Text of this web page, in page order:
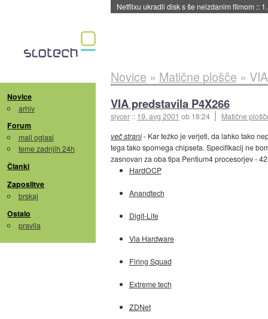
Netflixu ukradli disk s še neizdanim filmom ::
Novice
arhiv
Forum
mali oglasi
teme zadnjih 24h
Članki
Zaposlitve
brskaj
Ostalo
pravila
Novice » Matične plošče »
VIA predstavila P4X266
slycer :: 19. avg 2001 ob 18:24
Matične
več strani- Kar težko je verjeti, da lahko tako
tega tako spornega chipseta. Specifikacij ne
zasnovan za oba tipa Pentium4 procesorjev -
HardOCP
Anandtech
Digit-Life
Via Hardware
Firing Squad
Extreme tech
ZDNet